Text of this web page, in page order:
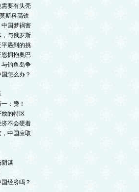
需要有头壳
斯科高铁
中国梦祸害
，与俄罗斯
平遇到的挑
恩拥抱奥巴
与钓鱼岛争
怎么办？
：赞！
放的特区
济不会硬着
，中国应取
阴谋
经济吗？